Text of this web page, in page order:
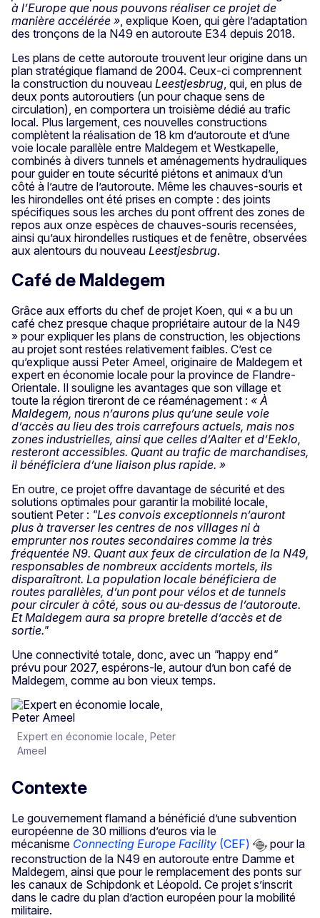
à l’Europe que nous pouvons réaliser ce projet de
manière accélérée » , explique Koen, qui gère l’adaptation
des tronçons de la N49 en autoroute E34 depuis 2018.
Les plans de cette autoroute trouvent leur origine dans un
plan stratégique flamand de 2004. Ceux-ci comprennent
la construction du nouveau Leestjesbrug , qui, en plus de
deux ponts autoroutiers (un pour chaque sens de
circulation), en comportera un troisième dédié au trafic
local. Plus largement, ces nouvelles constructions
complètent la réalisation de 18 km d’autoroute et d’une
voie locale parallèle entre Maldegem et Westkapelle,
combinés à divers tunnels et aménagements hydrauliques
pour guider en toute sécurité piétons et animaux d’un
côté à l’autre de l’autoroute. Même les chauves-souris et
les hirondelles ont été prises en compte : des joints
spécifiques sous les arches du pont offrent des zones de
repos aux onze espèces de chauves-souris recensées,
ainsi qu’aux hirondelles rustiques et de fenêtre, observées
aux alentours du nouveau Leestjesbrug.
Café de Maldegem
Grâce aux efforts du chef de projet Koen, qui « a bu un
café chez presque chaque propriétaire autour de la N49
» pour expliquer les plans de construction, les objections
au projet sont restées relativement faibles. C’est ce
qu’explique aussi Peter Ameel, originaire de Maldegem et
expert en économie locale pour la province de Flandre-
Orientale. Il souligne les avantages que son village et
toute la région tireront de ce réaménagement : « À
Maldegem, nous n’aurons plus qu’une seule voie
d’accès au lieu des trois carrefours actuels, mais nos
zones industrielles, ainsi que celles d’Aalter et d’Eeklo,
resteront accessibles. Quant au trafic de marchandises,
il bénéficiera d’une liaison plus rapide. »
En outre, ce projet offre davantage de sécurité et des
solutions optimales pour garantir la mobilité locale,
soutient Peter : "Les convois exceptionnels n’auront
plus à traverser les centres de nos villages ni à
emprunter nos routes secondaires comme la très
fréquentée N9. Quant aux feux de circulation de la N49,
responsables de nombreux accidents mortels, ils
disparaîtront. La population locale bénéficiera de
routes parallèles, d’un pont pour vélos et de tunnels
pour circuler à côté, sous ou au-dessus de l’autoroute.
Et Maldegem aura sa propre bretelle d’accès et de
sortie."
Une connectivité totale, donc, avec un "happy end"
prévu pour 2027, espérons-le, autour d’un bon café de
Maldegem, comme au bon vieux temps.
Expert en économie locale, Peter
Ameel
Contexte
Le gouvernement flamand a bénéficié d’une subvention
européenne de 30 millions d’euros via le
mécanisme Connecting Europe Facility (CEF)
pour la
reconstruction de la N49 en autoroute entre Damme et
Maldegem, ainsi que pour le remplacement des ponts sur
les canaux de Schipdonk et Léopold. Ce projet s’inscrit
dans le cadre du plan d’action européen pour la mobilité
militaire.